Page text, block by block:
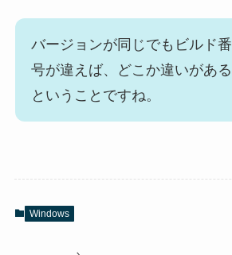
バージョンが同じでもビルド番
号が違えば、どこか違いがある
ということですね。
Windows